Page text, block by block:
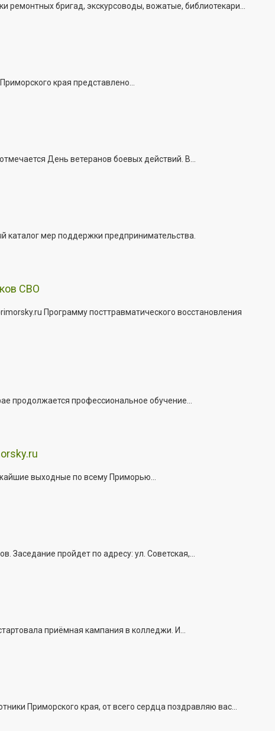
бригад, экскурсоводы, вожатые, библиотекари...
края представлено...
День ветеранов боевых действий. В...
каталог мер поддержки предпринимательства.
СВО
Программу посттравматического восстановления
продолжается профессиональное обучение...
выходные по всему Приморью...
Заседание пройдет по адресу: ул. Советская,...
приёмная кампания в колледжи. И...
Приморского края, от всего сердца поздравляю вас...